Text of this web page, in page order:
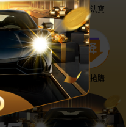
盛夏提案 雨天法寶
降價搶購